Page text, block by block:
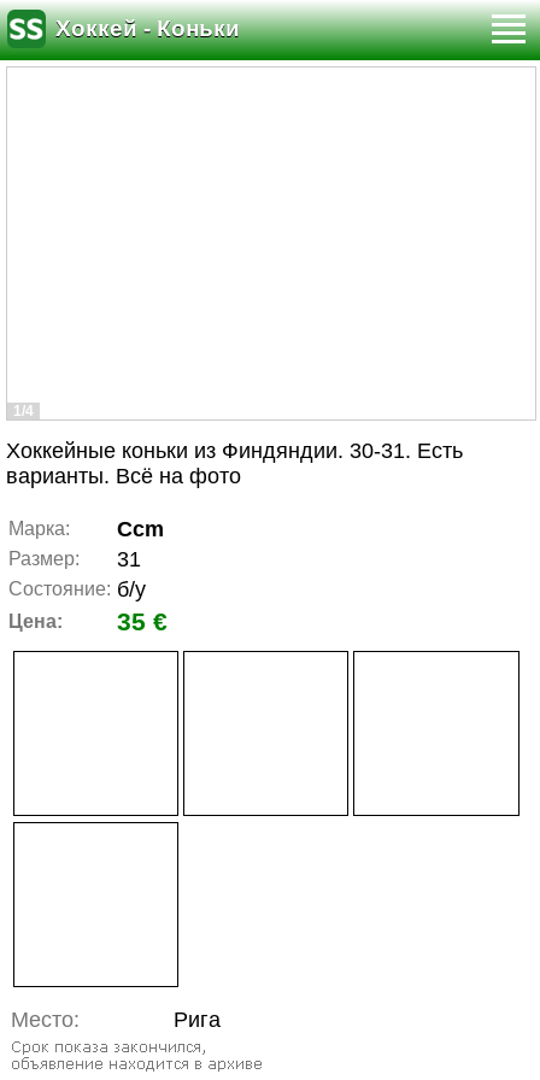
Хоккей - Коньки
1/4
Хоккейные коньки из Финдяндии. 30-31. Есть
варианты. Всё на фото
Марка: Ccm
Размер: 31
Состояние: б/у
Цена: 35 €
Место: Рига